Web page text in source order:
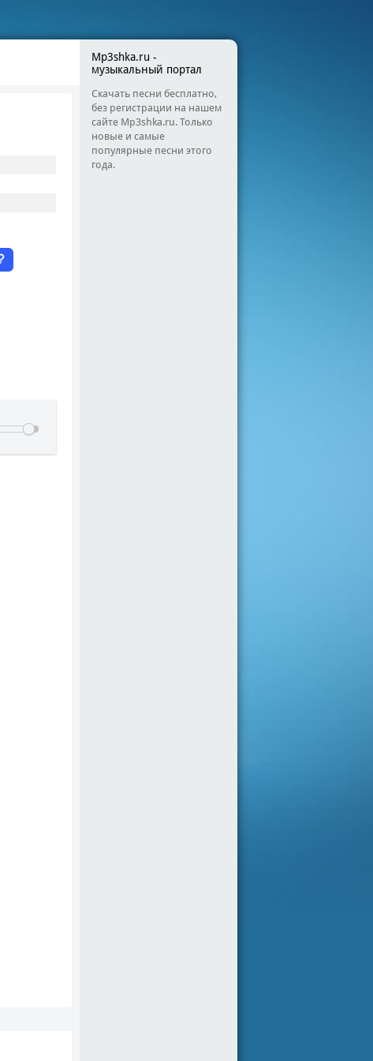
Mp3shka.ru -
музыкальный портал
Скачать песни бесплатно,
без регистрации на нашем
сайте Mp3shka.ru. Только
новые и самые
популярные песни этого
года.